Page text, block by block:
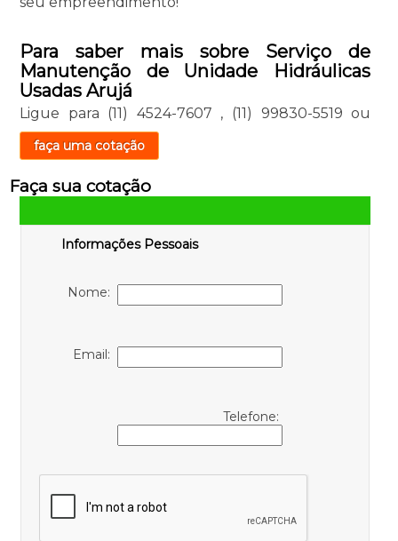
Para saber mais sobre Serviço de
Manutenção de Unidade Hidráulicas
Usadas Arujá
Ligue para (11) 4524-7607 , (11) 99830-5519 ou
faça uma cotação
Faça sua cotação
Informações Pessoais
Nome:
Email:
Telefone: